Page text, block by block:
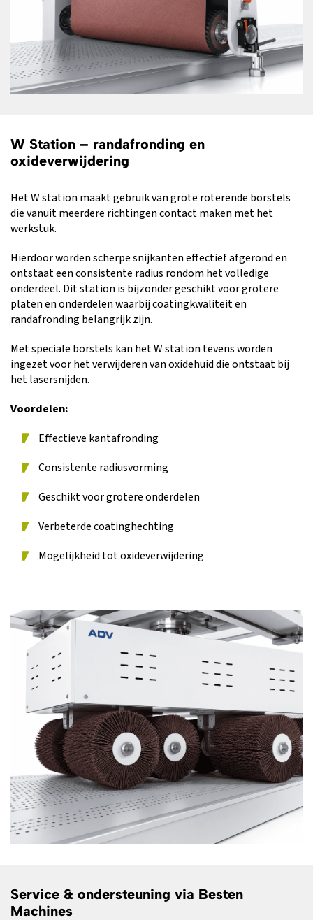
W Station – randafronding en
oxideverwijdering
Het W station maakt gebruik van grote roterende borstels
die vanuit meerdere richtingen contact maken met het
werkstuk.
Hierdoor worden scherpe snijkanten effectief afgerond en
ontstaat een consistente radius rondom het volledige
onderdeel. Dit station is bijzonder geschikt voor grotere
platen en onderdelen waarbij coatingkwaliteit en
randafronding belangrijk zijn.
Met speciale borstels kan het W station tevens worden
ingezet voor het verwijderen van oxidehuid die ontstaat bij
het lasersnijden.
Voordelen:
Effectieve kantafronding
Consistente radiusvorming
Geschikt voor grotere onderdelen
Verbeterde coatinghechting
Mogelijkheid tot oxideverwijdering
Service & ondersteuning via Besten
Machines